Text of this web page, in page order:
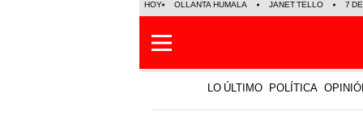
HOY OLLANTA HUMALA JANET TELLO 7
LO ÚLTIMO POLÍTICA